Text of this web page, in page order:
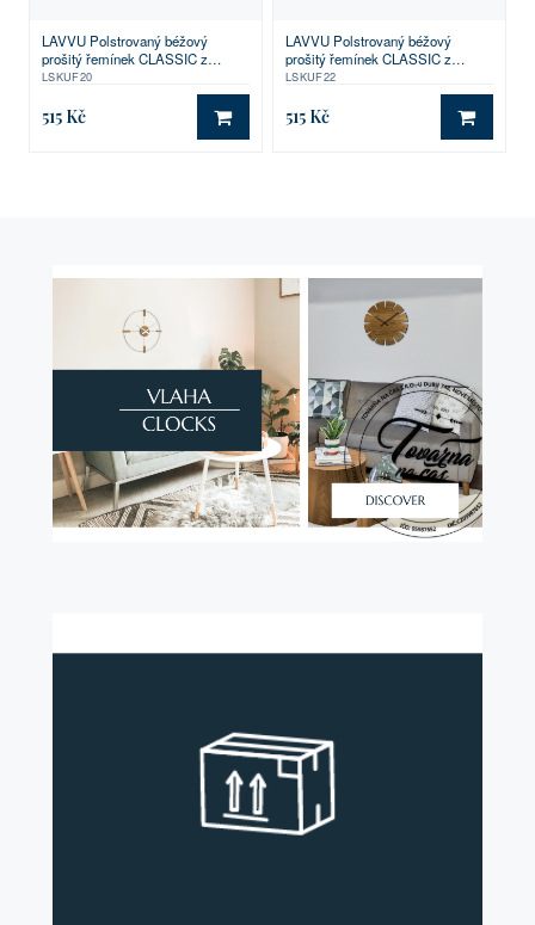
LAVVU Polstrovaný béžový
prošitý řemínek CLASSIC z
luxusní kůže Top Grain - 20
LSKUF20
515 Kč DO KOŠÍKU
LAVVU Polstrovaný béžový
prošitý řemínek CLASSIC z
luxusní kůže Top Grain - 22
LSKUF22
515 Kč DO